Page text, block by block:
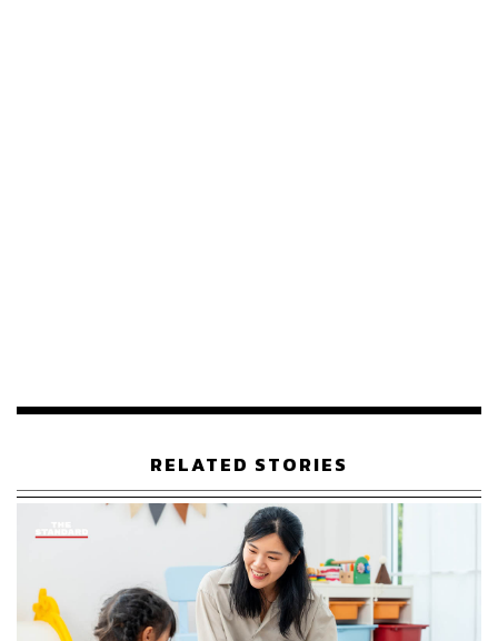
Moody’s Corporation
New York Community Bancorp (NYCB)
RELATED STORIES